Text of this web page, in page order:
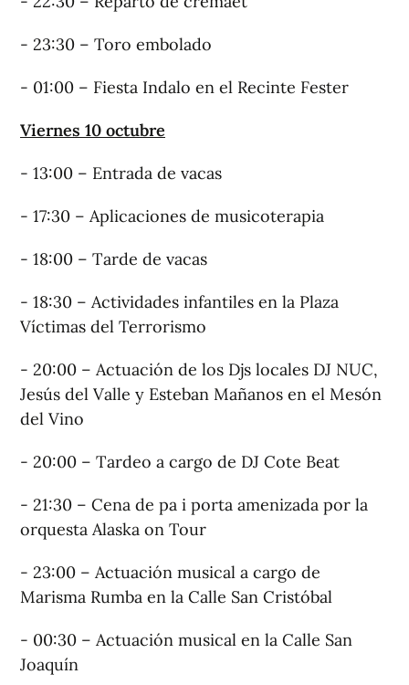
- 23:30 – Toro embolado
- 01:00 – Fiesta Indalo en el Recinte Fester
Viernes 10 octubre
- 13:00 – Entrada de vacas
- 17:30 – Aplicaciones de musicoterapia
- 18:00 – Tarde de vacas
- 18:30 – Actividades infantiles en la Plaza
Víctimas del Terrorismo
- 20:00 – Actuación de los Djs locales DJ NUC,
Jesús del Valle y Esteban Mañanos en el Mesón
del Vino
- 20:00 – Tardeo a cargo de DJ Cote Beat
- 21:30 – Cena de pa i porta amenizada por la
orquesta Alaska on Tour
- 23:00 – Actuación musical a cargo de
Marisma Rumba en la Calle San Cristóbal
- 00:30 – Actuación musical en la Calle San
Joaquín